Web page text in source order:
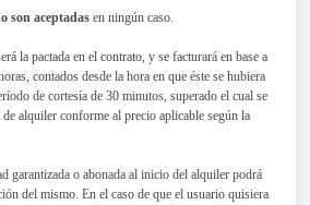
son aceptadas en ningún caso.
la pactada en el contrato, y se facturará en base a
contados desde la hora en que éste se hubiera
de cortesía de 30 minutos, superado el cual se
alquiler conforme al precio aplicable según la
garantizada o abonada al inicio del alquiler podrá
del mismo. En el caso de que el usuario quisiera